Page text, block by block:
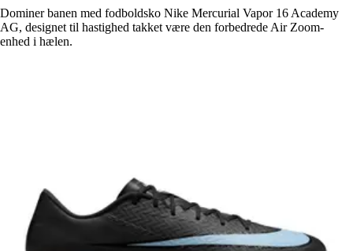
Dominer banen med fodboldsko Nike Mercurial Vapor 16 Academy
AG, designet til hastighed takket være den forbedrede Air Zoom-
enhed i hælen.